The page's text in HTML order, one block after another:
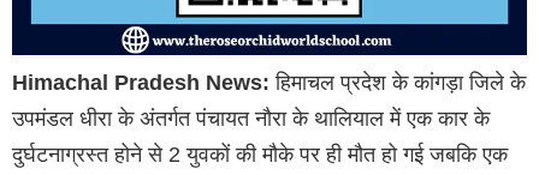
Himachal Pradesh News: हिमाचल प्रदेश के कांगड़ा जिले के
उपमंडल धीरा के अंतर्गत पंचायत नौरा के थालियाल में एक कार के
दुर्घटनाग्रस्त होने से 2 युवकों की मौके पर ही मौत हो गई जबकि एक